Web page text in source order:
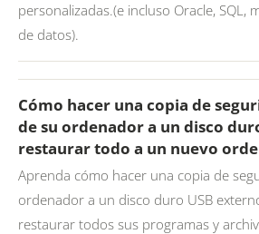
personalizadas.(e incluso Oracle, SQL,
de datos).
Cómo hacer una copia de
de su ordenador a un disco
restaurar todo a un nuevo
Aprenda cómo hacer una copia de
ordenador a un disco duro USB
restaurar todos sus programas y